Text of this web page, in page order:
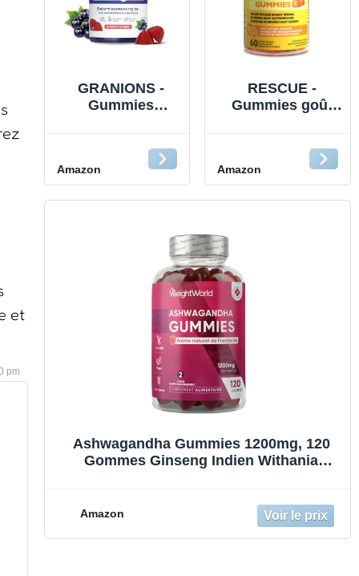
et
pm
GRANIONS -
Gummies
MELATONINE
GUMMIES
FORMAT 2 MOIS
Sommeil Adulte -
Melatonine 1,9
mg - Vegan -
Sans Sucres - 60
Gummies
Amazon
RESCUE -
Gummies goût
naturel - Mélange
de 5 Fleurs de
Bach Original
pour des
quotidien - Vegan
- Boîte de 60
Amazon
Ashwagandha Gummies 1200mg, 120
Gommes Ginseng Indien Withania
Amazon